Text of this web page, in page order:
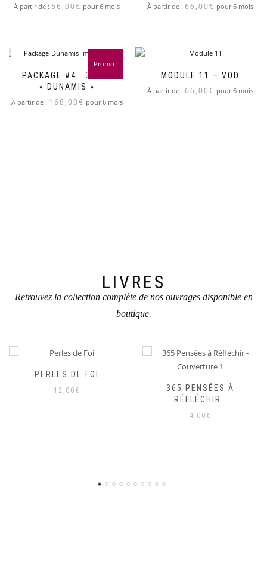
À partir de : 66,00€ pour 6 mois À partir de : 66,00€ pour 6 mois
PACKAGE #4 : 3 VOD
« DUNAMIS »
Promo !
À partir de : 168,00€ pour 6 mois
MODULE 11 – VOD
À partir de : 66,00€ pour 6 mois
LIVRES
Retrouvez la collection complète de nos ouvrages disponible en
boutique.
365 PENSÉES À
LE RÉVOLUTIONNAIRE :
L’ACTUALITÉ BRÛLANTE